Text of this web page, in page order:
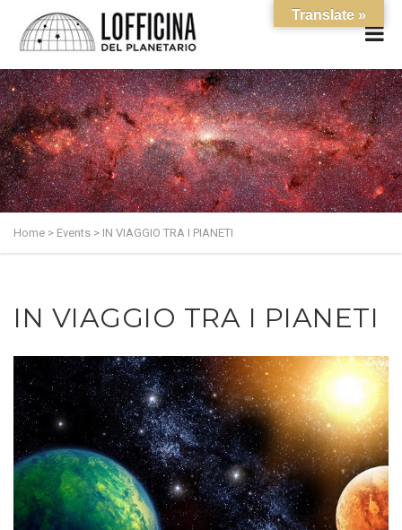
Home > Events > IN VIAGGIO TRA I PIANETI
IN VIAGGIO TRA I PIANETI
Translate »